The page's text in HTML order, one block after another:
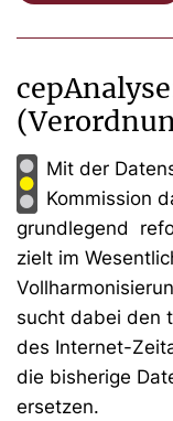
Mit der
Kommission
grundlegend
zielt im
sucht dabei den
des Internet-
die bisherige
ersetzen.